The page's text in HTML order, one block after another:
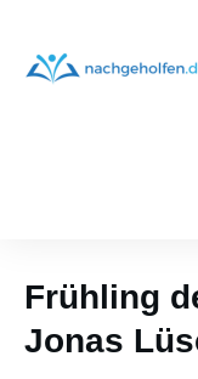
Frühling
Jonas